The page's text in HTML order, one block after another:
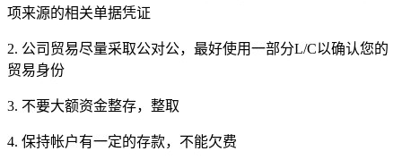
项来源的相关单据凭证
2. 公司贸易尽量采取公对公，最好使用一部分L/C以确认您的
贸易身份
3. 不要大额资金整存，整取
4. 保持帐户有一定的存款，不能欠费